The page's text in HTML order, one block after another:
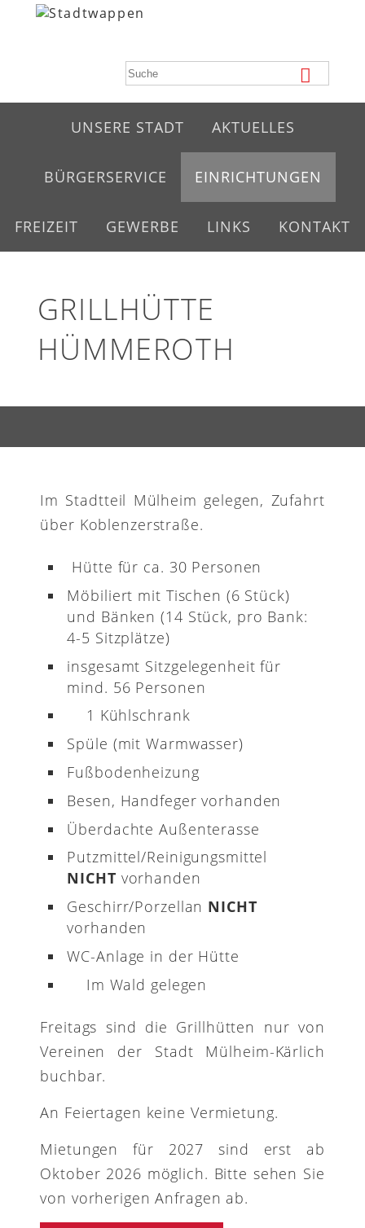
UNSERE STADT AKTUELLES
BÜRGERSERVICE EINRICHTUNGEN
FREIZEIT GEWERBE LINKS KONTAKT
GRILLHÜTTE
HÜMMEROTH
Im Stadtteil Mülheim gelegen, Zufahrt
über Koblenzerstraße.
Hütte für ca. 30 Personen
Möbiliert mit Tischen (6 Stück)
und Bänken (14 Stück, pro Bank:
4-5 Sitzplätze)
insgesamt Sitzgelegenheit für
mind. 56 Personen
1 Kühlschrank
Spüle (mit Warmwasser)
Fußbodenheizung
Besen, Handfeger vorhanden
Überdachte Außenterasse
Putzmittel/Reinigungsmittel
NICHT vorhanden
Geschirr/Porzellan NICHT
vorhanden
WC-Anlage in der Hütte
Im Wald gelegen
Freitags sind die Grillhütten nur von
Vereinen der Stadt Mülheim-Kärlich
buchbar.
An Feiertagen keine Vermietung.
Mietungen für 2027 sind erst ab
Oktober 2026 möglich. Bitte sehen Sie
von vorherigen Anfragen ab.